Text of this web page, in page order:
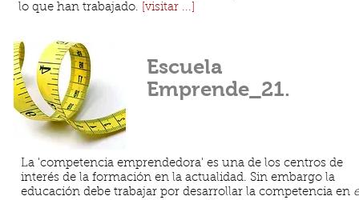
lo que han trabajado. [visitar ...]
Escuela
Emprende_21.
La 'competencia emprendedora' es una de los centros de
interés de la formación en la actualidad. Sin embargo la
educación debe trabajar por desarrollar la competencia en